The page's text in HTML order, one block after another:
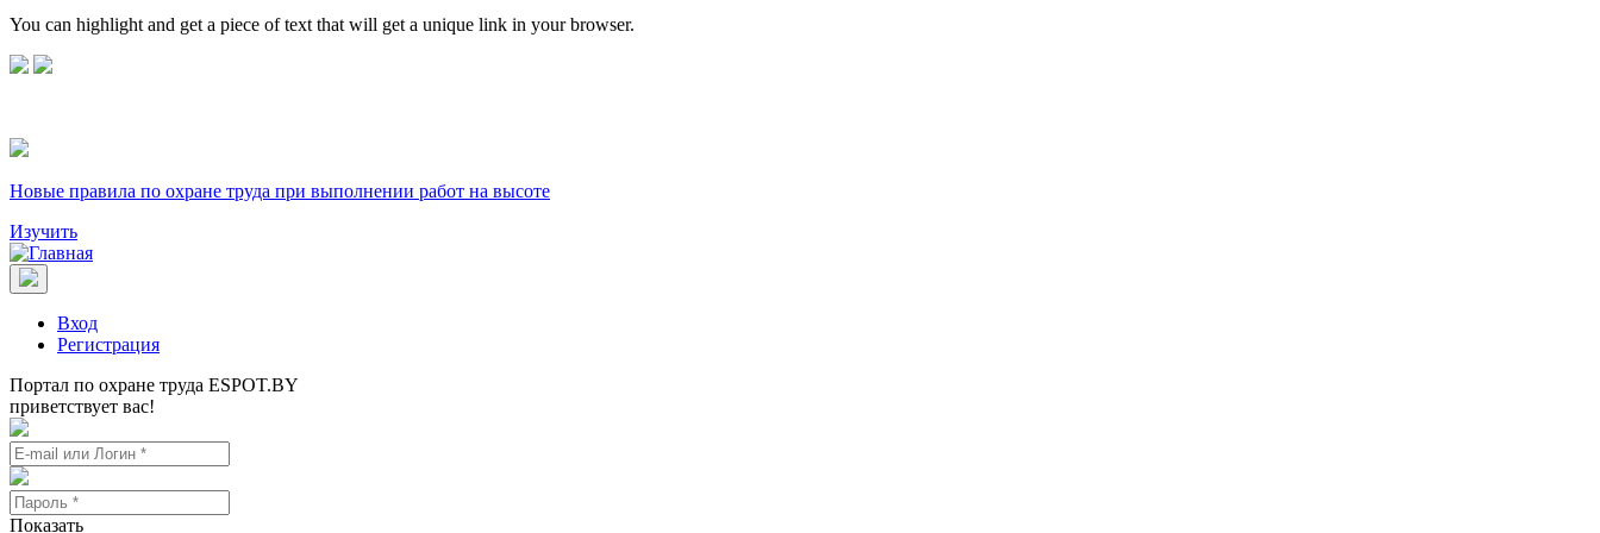
You can highlight and get a piece of text that will get a unique link in your browser.
Новые правила по охране труда при выполнении работ на высоте
Изучить
Вход
Регистрация
Портал по охране труда ESPOT.BY
приветствует вас!
Показать